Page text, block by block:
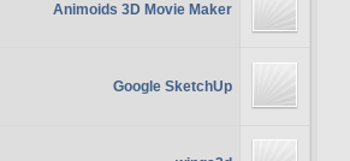
Animoids 3D Movie Maker
Google SketchUp